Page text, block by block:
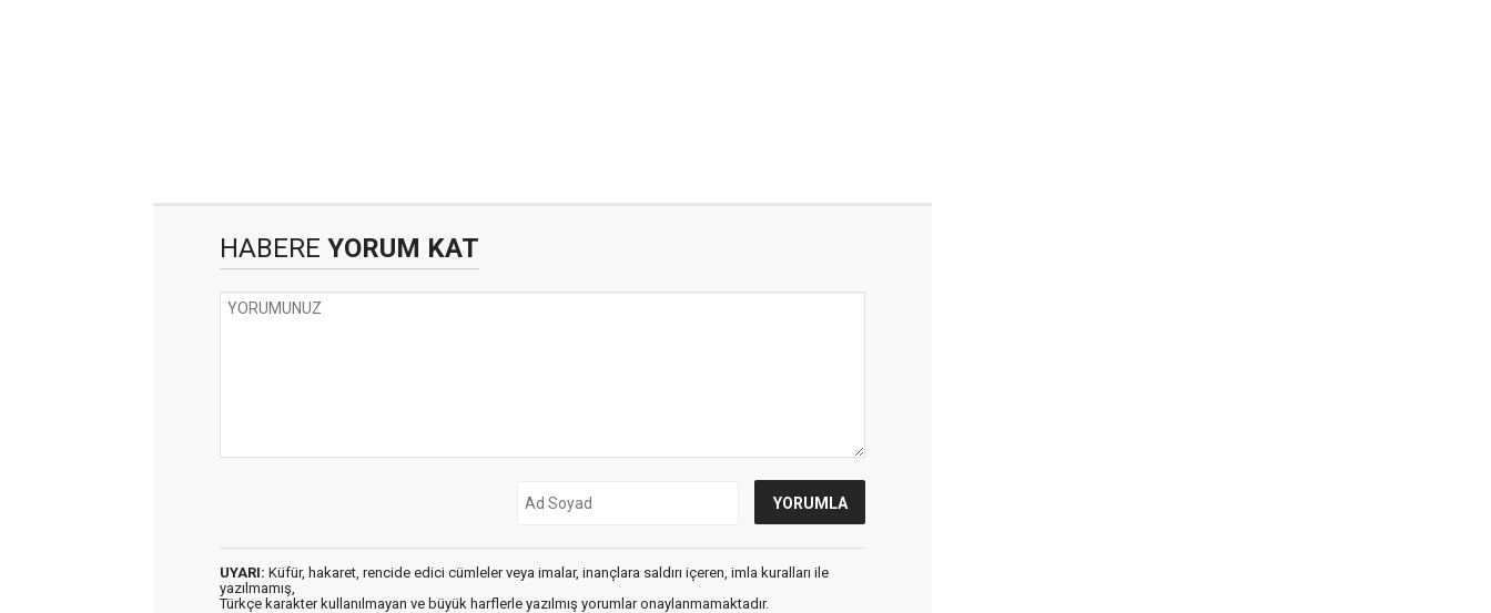
HABERE YORUM KAT
UYARI: Küfür, hakaret, rencide edici cümleler veya imalar, inançlara saldırı içeren, imla kuralları ile
yazılmamış,
Türkçe karakter kullanılmayan ve büyük harflerle yazılmış yorumlar onaylanmamaktadır.